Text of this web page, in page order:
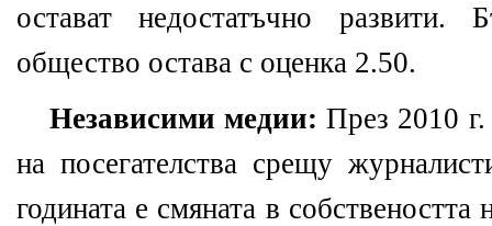
остават недостатъчно развити.
общество остава с оценка 2.50.
Независими медии: През 2010
на посегателства срещу
годината е смяната в